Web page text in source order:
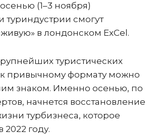
(1–3 ноября)
туриндустрии смогут
в лондонском ExCel.
туристических
привычному формату можно
знаком. Именно осенью, по
начнется восстановление
турбизнеса, которое
году.